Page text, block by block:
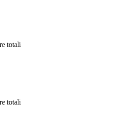
totali
totali